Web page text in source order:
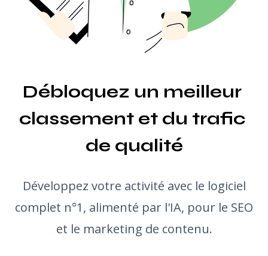
Générateur d'idées d'articles de blog
Débloquez un meilleur
classement et du trafic
de qualité
Développez votre activité avec le logiciel
complet n°1, alimenté par l'IA, pour le SEO
et le marketing de contenu.